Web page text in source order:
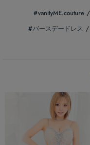
vanityME.couture
バースデードレス